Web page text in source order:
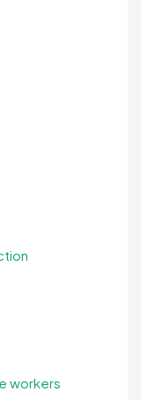
workers